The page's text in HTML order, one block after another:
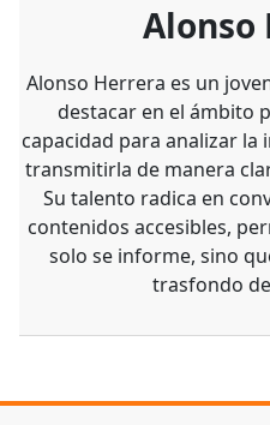
Alonso
Alonso Herrera es un
destacar en el ámbito
capacidad para analizar
transmitirla de manera
Su talento radica en
contenidos accesibles,
solo se informe, sino
trasfondo